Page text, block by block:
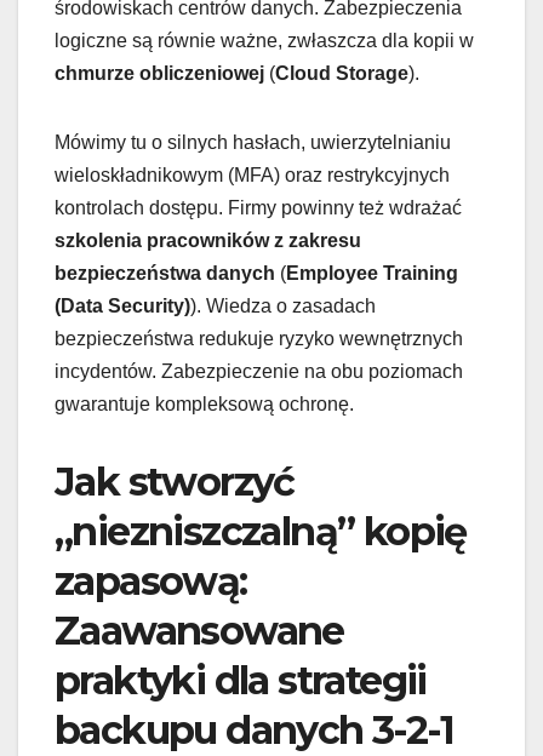
środowiskach centrów danych. Zabezpieczenia
logiczne są równie ważne, zwłaszcza dla kopii w
chmurze obliczeniowej (Cloud Storage).
Mówimy tu o silnych hasłach, uwierzytelnianiu
wieloskładnikowym (MFA) oraz restrykcyjnych
kontrolach dostępu. Firmy powinny też wdrażać
szkolenia pracowników z zakresu
bezpieczeństwa danych (Employee Training
(Data Security)). Wiedza o zasadach
bezpieczeństwa redukuje ryzyko wewnętrznych
incydentów. Zabezpieczenie na obu poziomach
gwarantuje kompleksową ochronę.
Jak stworzyć
„niezniszczalną” kopię
zapasową:
Zaawansowane
praktyki dla strategii
backupu danych 3-2-1